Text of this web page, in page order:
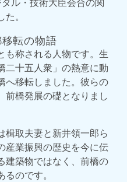
。
転の物語
も称される人物です。生
二十五人衆」の熱意に動
へ移転しました。彼らの
前橋発展の礎となりまし
楫取夫妻と新井領一郎ら
産業振興の歴史を今に伝
建築物ではなく、前橋の
のです。